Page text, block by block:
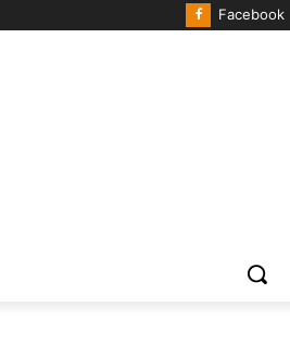
Facebook